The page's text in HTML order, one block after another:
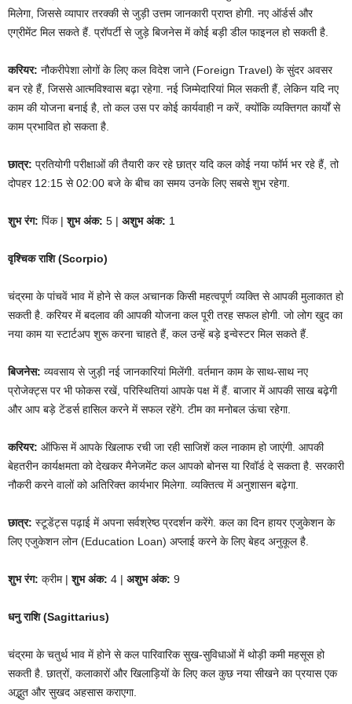
मिलेगा, जिससे व्यापार तरक्की से जुड़ी उत्तम जानकारी प्राप्त होगी. नए ऑर्डर्स और
एग्रीमेंट मिल सकते हैं. प्रॉपर्टी से जुड़े बिजनेस में कोई बड़ी डील फाइनल हो सकती है.
करियर: नौकरीपेशा लोगों के लिए कल विदेश जाने (Foreign Travel) के सुंदर अवसर
बन रहे हैं, जिससे आत्मविश्वास बढ़ा रहेगा. नई जिम्मेदारियां मिल सकती हैं, लेकिन यदि नए
काम की योजना बनाई है, तो कल उस पर कोई कार्यवाही न करें, क्योंकि व्यक्तिगत कार्यों से
काम प्रभावित हो सकता है.
छात्र: प्रतियोगी परीक्षाओं की तैयारी कर रहे छात्र यदि कल कोई नया फॉर्म भर रहे हैं, तो
दोपहर 12:15 से 02:00 बजे के बीच का समय उनके लिए सबसे शुभ रहेगा.
शुभ रंग: पिंक |शुभ अंक: 5 | अशुभ अंक: 1
वृश्चिक राशि (Scorpio)
चंद्रमा के पांचवें भाव में होने से कल अचानक किसी महत्वपूर्ण व्यक्ति से आपकी मुलाकात हो
सकती है. करियर में बदलाव की आपकी योजना कल पूरी तरह सफल होगी. जो लोग खुद का
नया काम या स्टार्टअप शुरू करना चाहते हैं, कल उन्हें बड़े इन्वेस्टर मिल सकते हैं.
बिजनेस: व्यवसाय से जुड़ी नई जानकारियां मिलेंगी. वर्तमान काम के साथ-साथ नए
प्रोजेक्ट्स पर भी फोकस रखें, परिस्थितियां आपके पक्ष में हैं. बाजार में आपकी साख बढ़ेगी
और आप बड़े टेंडर्स हासिल करने में सफल रहेंगे. टीम का मनोबल ऊंचा रहेगा.
करियर: ऑफिस में आपके खिलाफ रची जा रही साजिशें कल नाकाम हो जाएंगी. आपकी
बेहतरीन कार्यक्षमता को देखकर मैनेजमेंट कल आपको बोनस या रिवॉर्ड दे सकता है. सरकारी
नौकरी करने वालों को अतिरिक्त कार्यभार मिलेगा. व्यक्तित्व में अनुशासन बढ़ेगा.
छात्र: स्टूडेंट्स पढ़ाई में अपना सर्वश्रेष्ठ प्रदर्शन करेंगे. कल का दिन हायर एजुकेशन के
लिए एजुकेशन लोन (Education Loan) अप्लाई करने के लिए बेहद अनुकूल है.
शुभ रंग: क्रीम |शुभ अंक: 4 | अशुभ अंक: 9
धनु राशि (Sagittarius)
चंद्रमा के चतुर्थ भाव में होने से कल पारिवारिक सुख-सुविधाओं में थोड़ी कमी महसूस हो
सकती है. छात्रों, कलाकारों और खिलाड़ियों के लिए कल कुछ नया सीखने का प्रयास एक
अद्भुत और सुखद अहसास कराएगा.